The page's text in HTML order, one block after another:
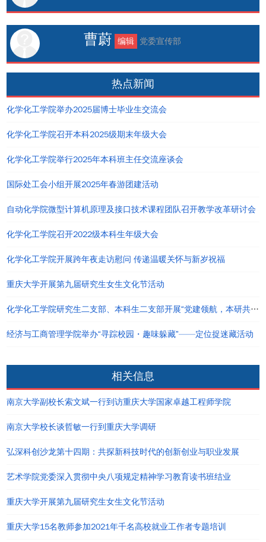
曹蔚 编辑 党委宣传部
热点新闻
化学化工学院举办2025届博士毕业生交流会
化学化工学院召开本科2025级期末年级大会
化学化工学院举行2025年本科班主任交流座谈会
国际处工会小组开展2025年春游团建活动
自动化学院微型计算机原理及接口技术课程团队召开教学改革研讨会
化学化工学院召开2022级本科生年级大会
化学化工学院开展跨年夜走访慰问 传递温暖关怀与新岁祝福
重庆大学开展第九届研究生女生文化节活动
化学化工学院研究生二支部、本科生二支部开展“党建领航，本研共进”主题党日活动
经济与工商管理学院举办“寻踪校园・趣味躲藏”——定位捉迷藏活动
相关信息
南京大学副校长索文斌一行到访重庆大学国家卓越工程师学院
南京大学校长谈哲敏一行到重庆大学调研
弘深科创沙龙第十四期：共探新科技时代的创新创业与职业发展
艺术学院党委深入贯彻中央八项规定精神学习教育读书班结业
重庆大学开展第九届研究生女生文化节活动
重庆大学15名教师参加2021年千名高校就业工作者专题培训